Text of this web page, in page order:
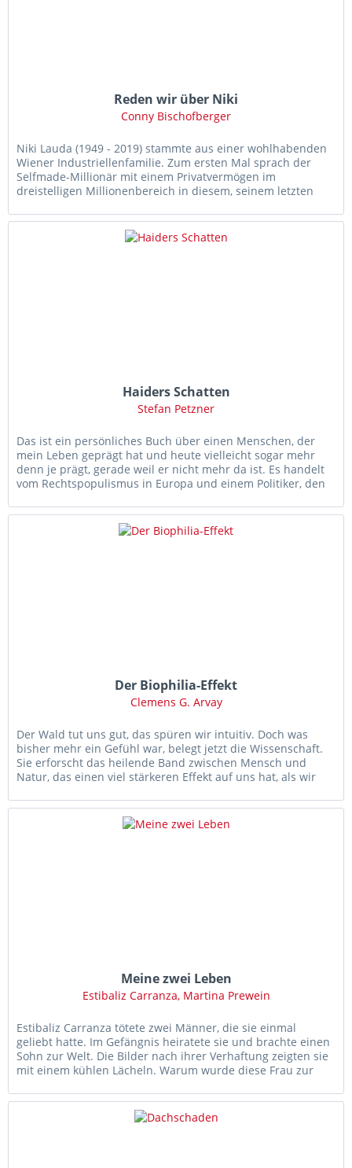
Reden wir über Niki
Conny Bischofberger
Niki Lauda (1949 - 2019) stammte aus einer wohlhabenden
Wiener Industriellenfamilie. Zum ersten Mal sprach der
Selfmade-Millionär mit einem Privatvermögen im
dreistelligen Millionenbereich in diesem, seinem letzten
Haiders Schatten
Stefan Petzner
Das ist ein persönliches Buch über einen Menschen, der
mein Leben geprägt hat und heute vielleicht sogar mehr
denn je prägt, gerade weil er nicht mehr da ist. Es handelt
vom Rechtspopulismus in Europa und einem Politiker, den
Der Biophilia-Effekt
Clemens G. Arvay
Der Wald tut uns gut, das spüren wir intuitiv. Doch was
bisher mehr ein Gefühl war, belegt jetzt die Wissenschaft.
Sie erforscht das heilende Band zwischen Mensch und
Natur, das einen viel stärkeren Effekt auf uns hat, als wir
Meine zwei Leben
Estibaliz Carranza, Martina Prewein
Estibaliz Carranza tötete zwei Männer, die sie einmal
geliebt hatte. Im Gefängnis heiratete sie und brachte einen
Sohn zur Welt. Die Bilder nach ihrer Verhaftung zeigten sie
mit einem kühlen Lächeln. Warum wurde diese Frau zur